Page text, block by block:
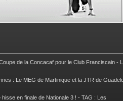
de la Concacaf pour le Club Franciscain -
: Le MEG de Martinique et la JTR de
hisse en finale de Nationale 3 ! - TAG : Les